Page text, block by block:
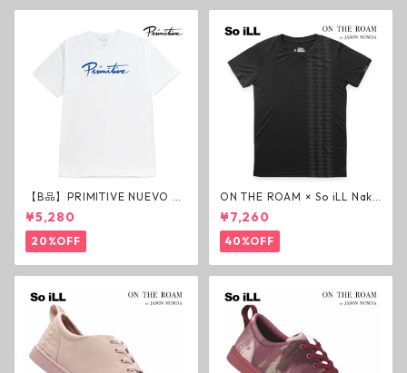
【B品】PRIMITIVE NUEVO SC
RIPT HW TEE WHITE ヘビー
ウェイトTシャツ ホワイト プ
リミティブ
¥5,280
20%OFF
ON THE ROAM × So iLL Nako
a Tee Tシャツ ウルフブラック
オンザローム ジェイソンモモ
ア OTR ビンテージ加工
¥7,260
40%OFF